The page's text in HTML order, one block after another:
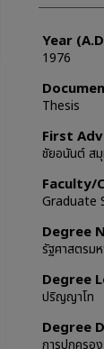
Year
1976
Thesis
First
ชัยอนันต์ ส
Faculty/
Graduate
Degree
รัฐศาสตรม
Degree
ปริญญาโท
Degree
การปกครอง